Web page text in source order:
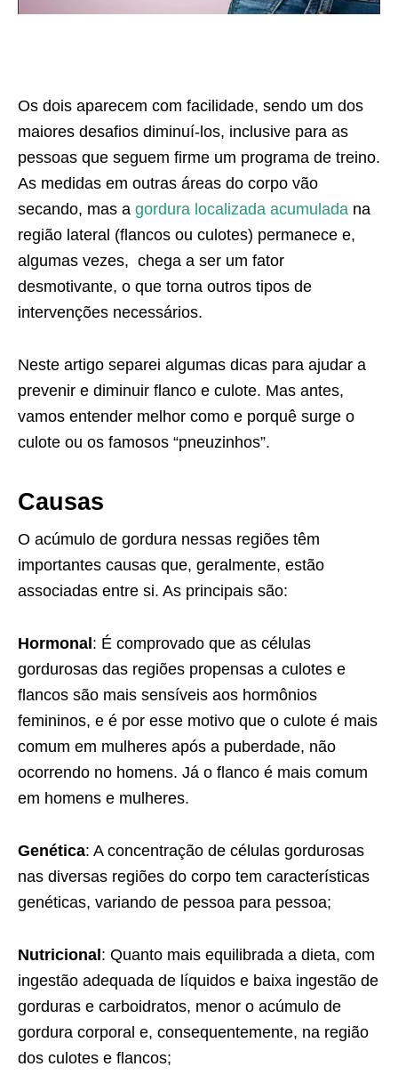
Os dois aparecem com facilidade, sendo um dos
maiores desafios diminuí-los, inclusive para as
pessoas que seguem firme um programa de treino.
As medidas em outras áreas do corpo vão
secando, mas a gordura localizada acumulada na
região lateral (flancos ou culotes) permanece e,
algumas vezes, chega a ser um fator
desmotivante, o que torna outros tipos de
intervenções necessários.
Neste artigo separei algumas dicas para ajudar a
prevenir e diminuir flanco e culote. Mas antes,
vamos entender melhor como e porquê surge o
culote ou os famosos “pneuzinhos”.
Causas
O acúmulo de gordura nessas regiões têm
importantes causas que, geralmente, estão
associadas entre si. As principais são:
Hormonal : É comprovado que as células
gordurosas das regiões propensas a culotes e
flancos são mais sensíveis aos hormônios
femininos, e é por esse motivo que o culote é mais
comum em mulheres após a puberdade, não
ocorrendo no homens. Já o flanco é mais comum
em homens e mulheres.
Genética: A concentração de células gordurosas
nas diversas regiões do corpo tem características
genéticas, variando de pessoa para pessoa;
Nutricional : Quanto mais equilibrada a dieta, com
ingestão adequada de líquidos e baixa ingestão de
gorduras e carboidratos, menor o acúmulo de
gordura corporal e, consequentemente, na região
dos culotes e flancos;